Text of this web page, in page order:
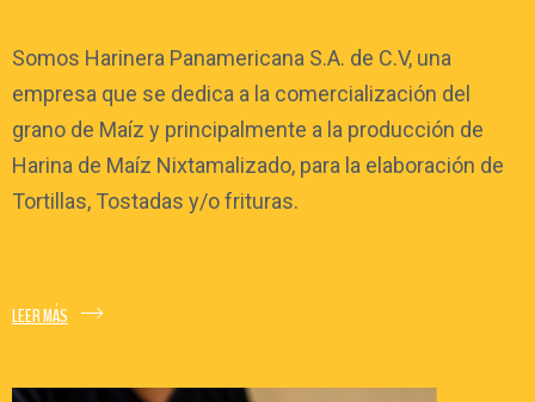
Somos Harinera Panamericana S.A. de C.V, una
empresa que se dedica a la comercialización del
grano de Maíz y principalmente a la producción de
Harina de Maíz Nixtamalizado, para la elaboración de
Tortillas, Tostadas y/o frituras.
LEER MÁS